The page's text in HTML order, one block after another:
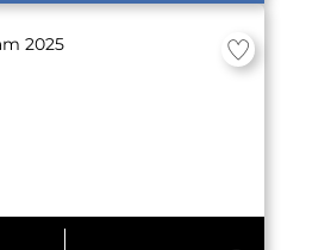
2025